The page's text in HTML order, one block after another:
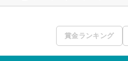
賞金ランキング